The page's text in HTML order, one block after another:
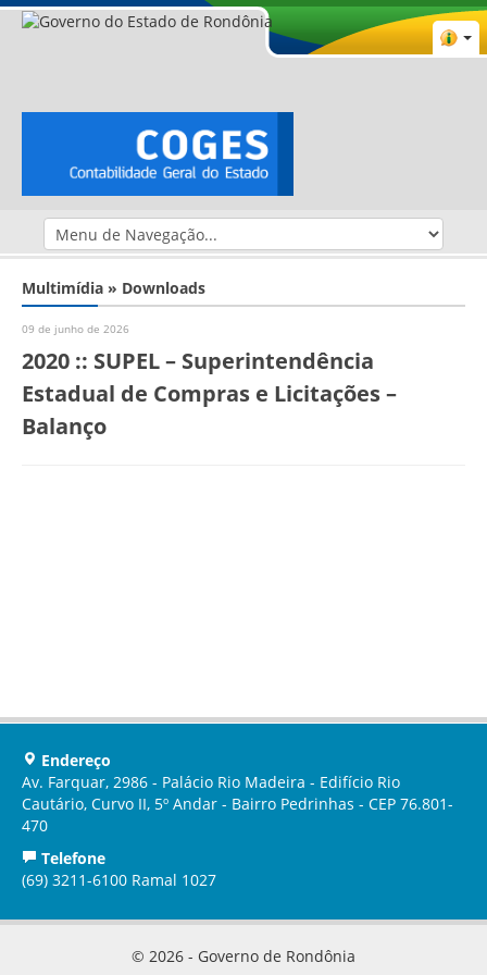
Multimídia » Downloads
09 de junho de 2026
2020 :: SUPEL – Superintendência
Estadual de Compras e Licitações –
Balanço
Endereço
Av. Farquar, 2986 - Palácio Rio Madeira - Edifício Rio
Cautário, Curvo II, 5º Andar - Bairro Pedrinhas - CEP 76.801-
470
Telefone
(69) 3211-6100 Ramal 1027
© 2026 - Governo de Rondônia